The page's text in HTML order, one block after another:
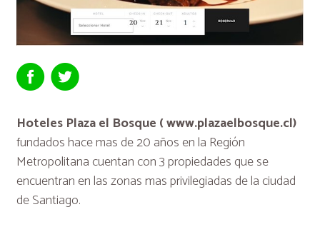
Hoteles Plaza el Bosque ( www.plazaelbosque.cl)
fundados hace mas de 20 años en la Región
Metropolitana cuentan con 3 propiedades que se
encuentran en las zonas mas privilegiadas de la ciudad
de Santiago.